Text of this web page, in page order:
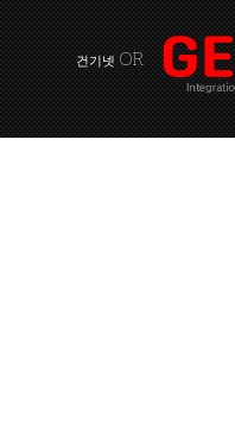
건기넷 OR